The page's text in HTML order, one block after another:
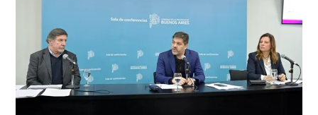
Aires
Gobierno
De
Milei